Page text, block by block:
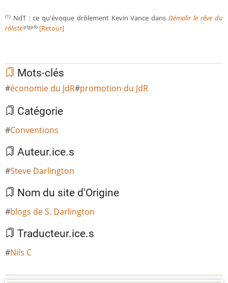
(1) NdT : ce qu'évoque drôlement Kevin Vance dansDémolir le rêve du
rôlisteptgptb [Retour]
Mots-clés
économie du JdR promotion du JdR
Catégorie
Conventions
Auteur.ice.s
Steve Darlington
Nom du site d'Origine
blogs de S. Darlington
Traducteur.ice.s
Nils C